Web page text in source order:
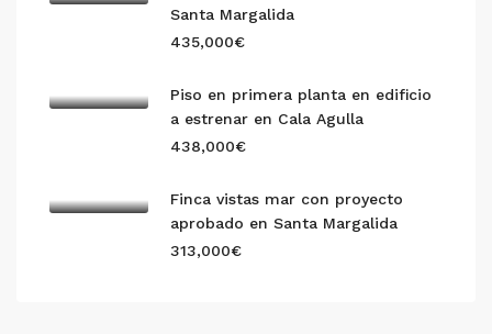
Santa Margalida
435,000€
Piso en primera planta en edificio
a estrenar en Cala Agulla
438,000€
Finca vistas mar con proyecto
aprobado en Santa Margalida
313,000€